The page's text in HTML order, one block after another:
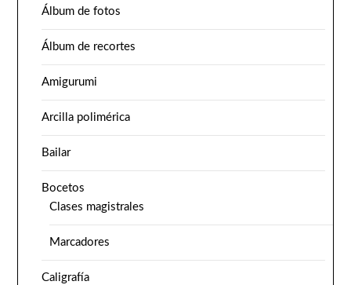
Álbum de fotos
Álbum de recortes
Amigurumi
Arcilla polimérica
Bailar
Bocetos
Clases magistrales
Marcadores
Caligrafía